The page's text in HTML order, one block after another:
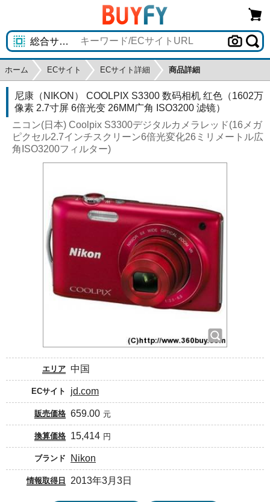
ホーム ECサイト ECサイト詳細 商品詳細
尼康（NIKON） COOLPIX S3300 数码相机 红色（1602万
像素 2.7寸屏 6倍光变 26MM广角 ISO3200 滤镜）
ニコン(日本) Coolpix S3300デジタルカメラレッド(16メガ
ピクセル2.7インチスクリーン6倍光変化26ミリメートル広
角ISO3200フィルター)
エリア 中国
ECサイト jd.com
販売価格 659.00 元
換算価格 15,414 円
ブランド Nikon
情報取得日 2013年3月3日